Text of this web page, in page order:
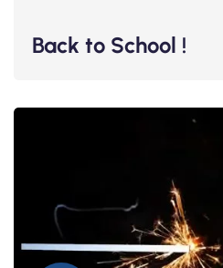
Back to School !